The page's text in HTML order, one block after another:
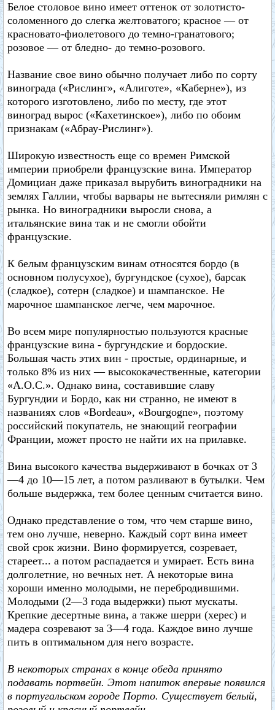
Белое столовое вино имеет оттенок от золотисто-
соломенного до слегка желтоватого; красное — от
красновато-фиолетового до темно-гранатового;
розовое — от бледно- до темно-розового.
Название свое вино обычно получает либо по сорту
винограда («Рислинг», «Алиготе», «Каберне»), из
которого изготовлено, либо по месту, где этот
виноград вырос («Кахетинское»), либо по обоим
признакам («Абрау-Рислинг»).
Широкую известность еще со времен Римской
империи приобрели французские вина. Император
Домициан даже приказал вырубить виноградники на
землях Галлии, чтобы варвары не вытесняли римлян с
рынка. Но виноградники выросли снова, а
итальянские вина так и не смогли обойти
французские.
К белым французским винам относятся бордо (в
основном полусухое), бургундское (сухое), барсак
(сладкое), сотерн (сладкое) и шампанское. Не
марочное шампанское легче, чем марочное.
Во всем мире популярностью пользуются красные
французские вина - бургундские и бордоские.
Большая часть этих вин - простые, ординарные, и
только 8% из них — высококачественные, категории
«А.О.С.». Однако вина, составившие славу
Бургундии и Бордо, как ни странно, не имеют в
названиях слов «Bordeau», «Bourgogne», поэтому
российский покупатель, не знающий географии
Франции, может просто не найти их на прилавке.
Вина высокого качества выдерживают в бочках от 3
—4 до 10—15 лет, а потом разливают в бутылки. Чем
больше выдержка, тем более ценным считается вино.
Однако представление о том, что чем старше вино,
тем оно лучше, неверно. Каждый сорт вина имеет
свой срок жизни. Вино формируется, созревает,
стареет... а потом распадается и умирает. Есть вина
долголетние, но вечных нет. А некоторые вина
хороши именно молодыми, не перебродившими.
Молодыми (2—3 года выдержки) пьют мускаты.
Крепкие десертные вина, а также шерри (херес) и
мадера созревают за 3—4 года. Каждое вино лучше
пить в оптимальном для него возрасте.
В некоторых странах в конце обеда принято
подавать портвейн. Этот напиток впервые появился
в португальском городе Порто. Существует белый,